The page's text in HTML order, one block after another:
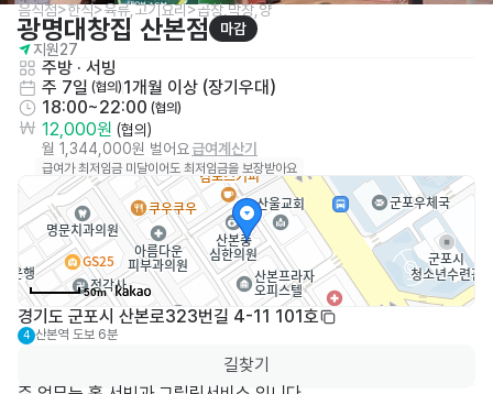
음식점>한식>육류,고기요리>곱창,막창,양
광명대창집 산본점
마감
지원27
주방 · 서빙
주 7일 (협의) 1개월 이상 (장기우대)
18:00~22:00 (협의)
12,000원 (협의)
월 1,344,000원 벌어요급여계산기
급여가 최저임금 미달이어도 최저임금을 보장받아요
50m
경기도 군포시 산본로323번길 4-11 101호
4 산본역 도보 6분
길찾기